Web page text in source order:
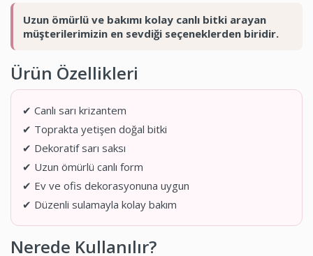
Uzun ömürlü ve bakımı kolay canlı bitki arayan
müşterilerimizin en sevdiği seçeneklerden biridir.
Ürün Özellikleri
✔ Canlı sarı krizantem
✔ Toprakta yetişen doğal bitki
✔ Dekoratif sarı saksı
✔ Uzun ömürlü canlı form
✔ Ev ve ofis dekorasyonuna uygun
✔ Düzenli sulamayla kolay bakım
Nerede Kullanılır?